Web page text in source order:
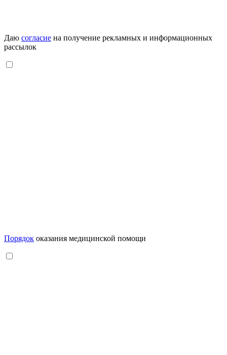
Даю согласие на получение рекламных и информационных
рассылок
Порядок оказания медицинской помощи